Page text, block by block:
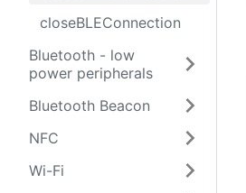
closeBLEConnection
Bluetooth - low
power peripherals
Bluetooth Beacon
NFC
Wi-Fi